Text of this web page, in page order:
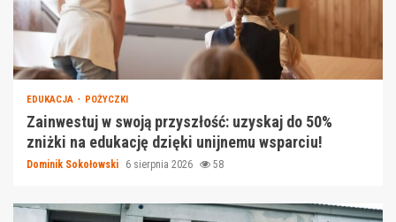
EDUKACJA POŻYCZKI
Zainwestuj w swoją przyszłość: uzyskaj do 50%
zniżki na edukację dzięki unijnemu wsparciu!
Dominik Sokołowski 6 sierpnia 2026 58